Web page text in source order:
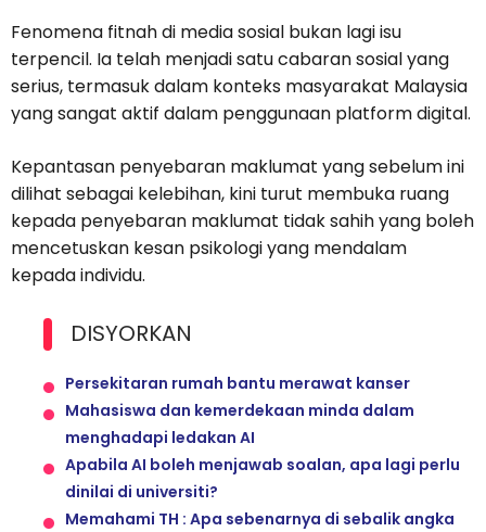
Fenomena fitnah di media sosial bukan lagi isu
terpencil. Ia telah menjadi satu cabaran sosial yang
serius, termasuk dalam konteks masyarakat Malaysia
yang sangat aktif dalam penggunaan platform digital.
Kepantasan penyebaran maklumat yang sebelum ini
dilihat sebagai kelebihan, kini turut membuka ruang
kepada penyebaran maklumat tidak sahih yang boleh
mencetuskan kesan psikologi yang mendalam
kepada individu.
DISYORKAN
Persekitaran rumah bantu merawat kanser
Mahasiswa dan kemerdekaan minda dalam
menghadapi ledakan AI
Apabila AI boleh menjawab soalan, apa lagi perlu
dinilai di universiti?
Memahami TH : Apa sebenarnya di sebalik angka